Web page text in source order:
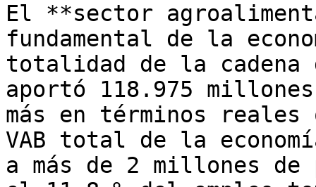
El **sector
fundamental de la
totalidad de la cadena
aportó 118.975
más en términos
VAB total de la
a más de 2 millones